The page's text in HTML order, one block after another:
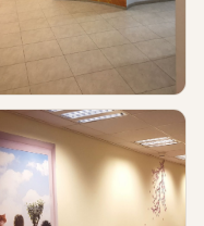
טפטים ומדבקות קיר בעסקים
עיצוב מרחבי עבודה